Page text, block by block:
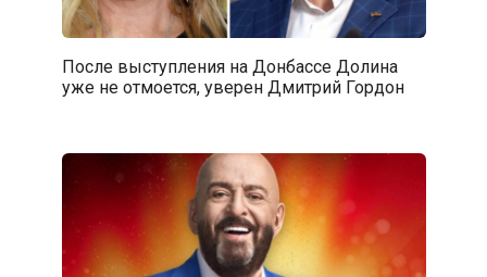
После выступления на Донбассе Долина
уже не отмоется, уверен Дмитрий Гордон